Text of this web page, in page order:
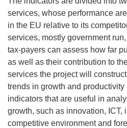
services, whose performance
in the EU relative to its
services, mostly government
tax-payers can assess how far
as well as their contribution to
services the project will
trends in growth and productivity
indicators that are useful in
growth, such as innovation, ICT,
competitive environment and